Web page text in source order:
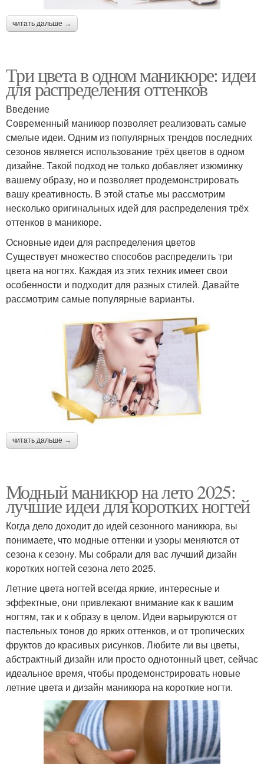
читать дальше →
Три цвета в одном маникюре: идеи
для распределения оттенков
Введение
Современный маникюр позволяет реализовать самые
смелые идеи. Одним из популярных трендов последних
сезонов является использование трёх цветов в одном
дизайне. Такой подход не только добавляет изюминку
вашему образу, но и позволяет продемонстрировать
вашу креативность. В этой статье мы рассмотрим
несколько оригинальных идей для распределения трёх
оттенков в маникюре.
Основные идеи для распределения цветов
Существует множество способов распределить три
цвета на ногтях. Каждая из этих техник имеет свои
особенности и подходит для разных стилей. Давайте
рассмотрим самые популярные варианты.
читать дальше →
Модный маникюр на лето 2025:
лучшие идеи для коротких ногтей
Когда дело доходит до идей сезонного маникюра, вы
понимаете, что модные оттенки и узоры меняются от
сезона к сезону. Мы собрали для вас лучший дизайн
коротких ногтей сезона лето 2025.
Летние цвета ногтей всегда яркие, интересные и
эффектные, они привлекают внимание как к вашим
ногтям, так и к образу в целом. Идеи варьируются от
пастельных тонов до ярких оттенков, и от тропических
фруктов до красивых рисунков. Любите ли вы цветы,
абстрактный дизайн или просто однотонный цвет, сейчас
идеальное время, чтобы продемонстрировать новые
летние цвета и дизайн маникюра на короткие ногти.